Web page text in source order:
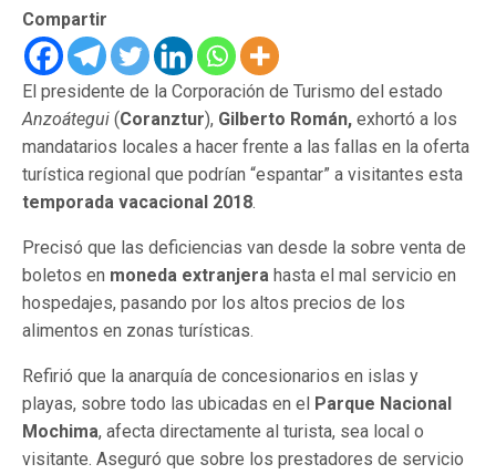
Compartir
El presidente de la Corporación de Turismo del estado
Anzoátegui (Coranztur), Gilberto Román, exhortó a los
mandatarios locales a hacer frente a las fallas en la oferta
turística regional que podrían “espantar” a visitantes esta
temporada vacacional 2018.
Precisó que las deficiencias van desde la sobre venta de
boletos en moneda extranjera hasta el mal servicio en
hospedajes, pasando por los altos precios de los
alimentos en zonas turísticas.
Refirió que la anarquía de concesionarios en islas y
playas, sobre todo las ubicadas en el Parque Nacional
Mochima, afecta directamente al turista, sea local o
visitante. Aseguró que sobre los prestadores de servicio